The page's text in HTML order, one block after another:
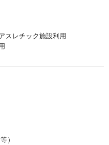
スレチック施設利用
）